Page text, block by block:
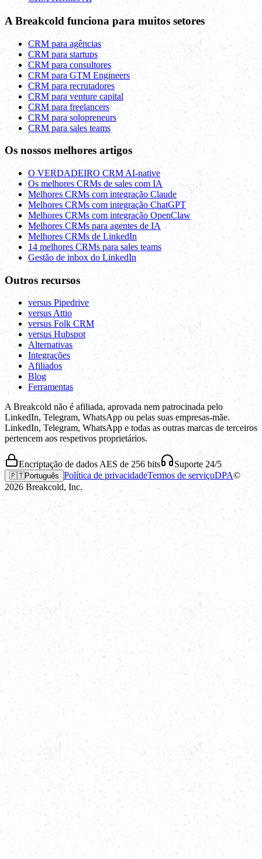
A Breakcold funciona para muitos setores
CRM para agências
CRM para startups
CRM para consultores
CRM para GTM Engineers
CRM para recrutadores
CRM para venture capital
CRM para freelancers
CRM para solopreneurs
CRM para sales teams
Os nossos melhores artigos
O VERDADEIRO CRM AI-native
Os melhores CRMs de sales com IA
Melhores CRMs com integração Claude
Melhores CRMs com integração ChatGPT
Melhores CRMs com integração OpenClaw
Melhores CRMs para agentes de IA
Melhores CRMs de LinkedIn
14 melhores CRMs para sales teams
Gestão de inbox do LinkedIn
Outros recursos
versus Pipedrive
versus Attio
versus Folk CRM
versus Hubspot
Alternativas
Integrações
Afiliados
Blog
Ferramentas
A Breakcold não é afiliada, aprovada nem patrocinada pelo
LinkedIn, Telegram, WhatsApp ou pelas suas empresas-mãe.
LinkedIn, Telegram, WhatsApp e todas as outras marcas de terceiros
pertencem aos respetivos proprietários.
Encriptação de dados AES de 256 bits Suporte 24/5
🇵🇹Português Política de privacidadeTermos de serviçoDPA©
2026 Breakcold, Inc.